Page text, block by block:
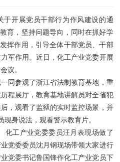
于开展党员干部行为作风建设的通
育，坚持问题导向，同时在抓好学
挥作用，引导全体干部党员、干部
军作用。近日，化工产业党委开展
议。
同参观了浙江省法制教育基地，重
程展厅，教育基地讲解员对全省犯
，观看了监狱的实时监控场景，并
身说法，观看警示教育片。
化工产业党委委员汪月表现场做了
党委委员沈月钢现场带领大家进行
党委书记鲁国锋作化工产业党员下